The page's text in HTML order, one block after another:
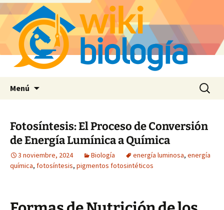
Menú Buscar:
Fotosíntesis: El Proceso de Conversión
de Energía Lumínica a Química
3 noviembre, 2024 Biología energía luminosa, energía
química, fotosíntesis, pigmentos fotosintéticos